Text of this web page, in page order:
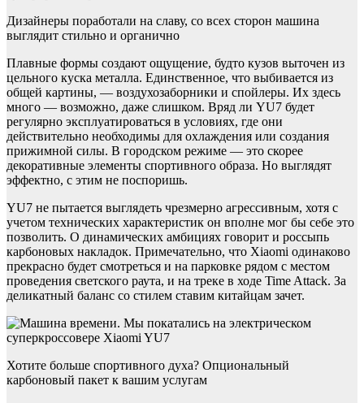
Дизайнеры поработали на славу, со всех сторон машина
выглядит стильно и органично
Плавные формы создают ощущение, будто кузов выточен из
цельного куска металла. Единственное, что выбивается из
общей картины, — воздухозаборники и спойлеры. Их здесь
много — возможно, даже слишком. Вряд ли YU7 будет
регулярно эксплуатироваться в условиях, где они
действительно необходимы для охлаждения или создания
прижимной силы. В городском режиме — это скорее
декоративные элементы спортивного образа. Но выглядят
эффектно, с этим не поспоришь.
YU7 не пытается выглядеть чрезмерно агрессивным, хотя с
учетом технических характеристик он вполне мог бы себе это
позволить. О динамических амбициях говорит и россыпь
карбоновых накладок. Примечательно, что Xiaomi одинаково
прекрасно будет смотреться и на парковке рядом с местом
проведения светского раута, и на треке в ходе Time Attack. За
деликатный баланс со стилем ставим китайцам зачет.
Хотите больше спортивного духа? Опциональный
карбоновый пакет к вашим услугам